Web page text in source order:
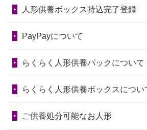
ので、お願...
いたことが...
2026/06/28老後のことを考え体力
2026/06/28人形たちに これまで
天...
第75回人形供養祭令和7年1月17
第73回人形供養祭令和6年10月
第71回人形供養祭令和6年8月1
第70回人形供養祭令和6年6月21
人形供養ボックス持込完了登録
PayPayについて
らくらく人形供養パックについて
らくらく人形供養ボックスについ
ご供養処分可能なお人形